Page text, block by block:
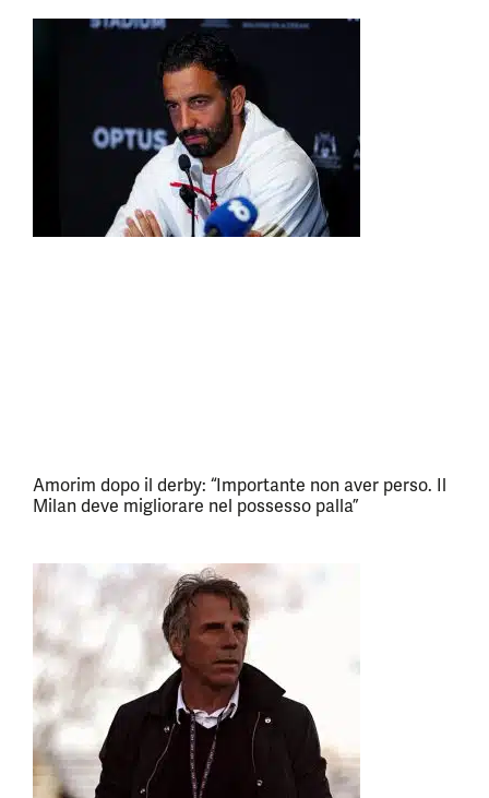
Amorim dopo il derby: “Importante non aver perso. Il
Milan deve migliorare nel possesso palla”